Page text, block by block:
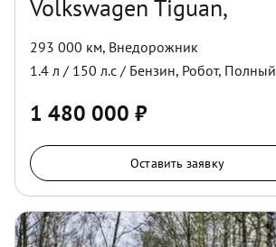
Volkswagen Tiguan,
293 000 км, Внедорожник
1.4 л / 150 л.с / Бензин, Робот, Полный
1 480 000 ₽
Оставить заявку